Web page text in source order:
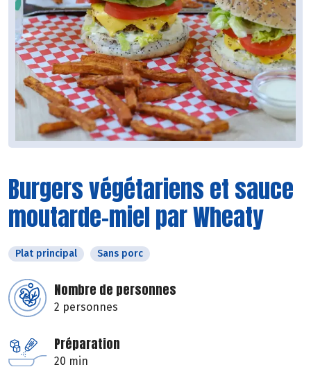
Burgers végétariens et sauce
moutarde-miel par Wheaty
Plat principal Sans porc
Nombre de personnes
2 personnes
Préparation
20 min